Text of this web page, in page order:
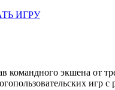
ИГРУ
командного экшена от
игр